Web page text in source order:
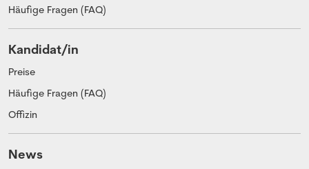
Häufige Fragen (FAQ)
Kandidat/in
Preise
Häufige Fragen (FAQ)
Offizin
News